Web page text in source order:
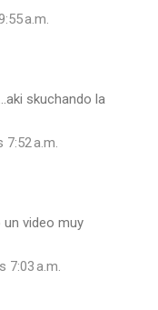
a.m.
skuchando la
a.m.
video muy
7:03 a.m.